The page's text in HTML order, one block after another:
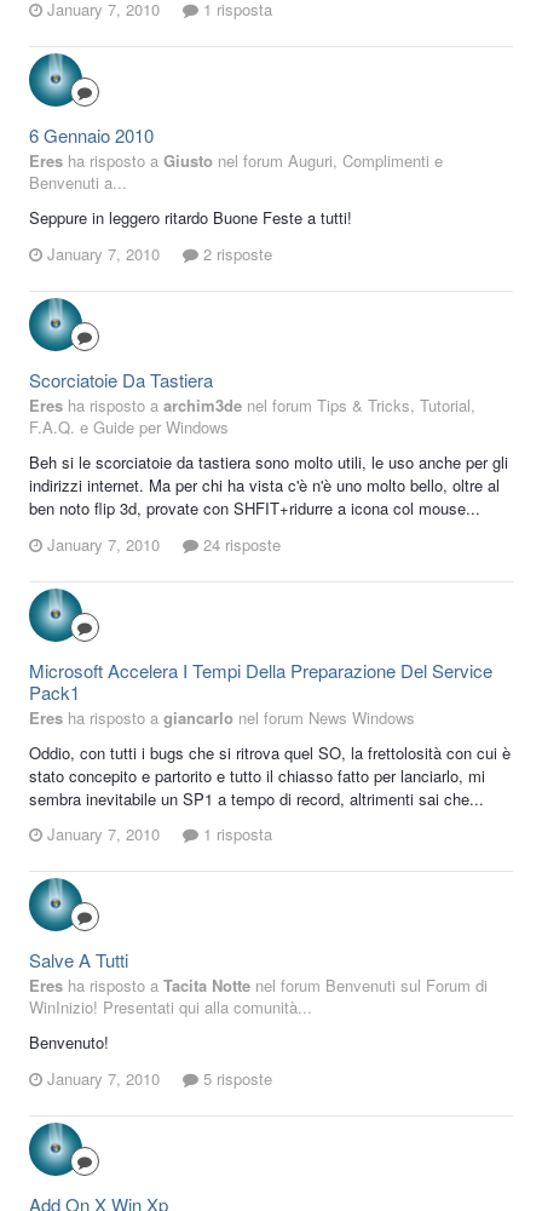
January 7, 2010 1 risposta
6 Gennaio 2010
Eres ha risposto a Giusto nel forum Auguri, Complimenti e
Benvenuti a...
Seppure in leggero ritardo Buone Feste a tutti!
January 7, 2010
2 risposte
Scorciatoie Da Tastiera
Eres ha risposto a archim3de nel forum Tips & Tricks, Tutorial,
F.A.Q. e Guide per Windows
Beh si le scorciatoie da tastiera sono molto utili, le uso anche per gli
indirizzi internet. Ma per chi ha vista c'è n'è uno molto bello, oltre al
ben noto flip 3d, provate con SHFIT+ridurre a icona col mouse...
January 7, 2010
24 risposte
Microsoft Accelera I Tempi Della Preparazione Del Service
Pack1
Eres ha risposto a giancarlo nel forum News Windows
Oddio, con tutti i bugs che si ritrova quel SO, la frettolosità con cui è
stato concepito e partorito e tutto il chiasso fatto per lanciarlo, mi
sembra inevitabile un SP1 a tempo di record, altrimenti sai che...
January 7, 2010
1 risposta
Salve A Tutti
Eres ha risposto a Tacita Notte nel forum Benvenuti sul Forum di
WinInizio! Presentati qui alla comunità...
Benvenuto!
January 7, 2010
5 risposte
Add On X Win Xp